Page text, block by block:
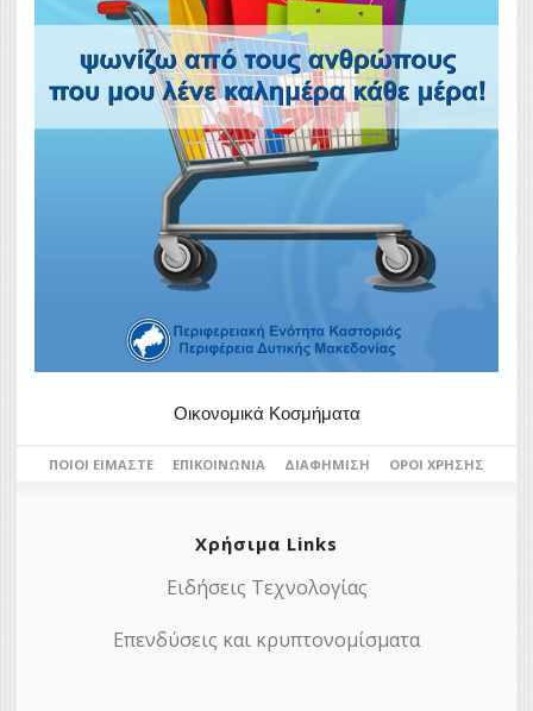
Οικονομικά Κοσμήματα
ΠΟΙΟΙ ΕΊΜΑΣΤΕ ΕΠΙΚΟΙΝΩΝΊΑ ΔΙΑΦΉΜΙΣΗ ΌΡΟΙ ΧΡΉΣΗΣ
Χρήσιμα Links
Ειδήσεις Τεχνολογίας
Επενδύσεις και κρυπτονομίσματα